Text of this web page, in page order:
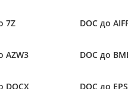
7Z DOC до
AZW3 DOC до
DOCX DOC до EPS